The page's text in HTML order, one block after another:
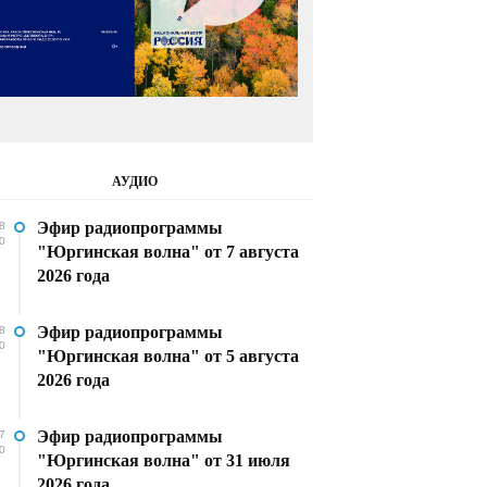
АУДИО
Эфир радиопрограммы
"Юргинская волна" от 7 августа
2026 года
Эфир радиопрограммы
"Юргинская волна" от 5 августа
2026 года
Эфир радиопрограммы
"Юргинская волна" от 31 июля